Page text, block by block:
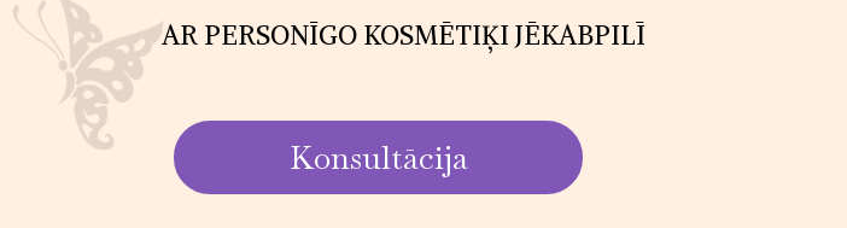
AR PERSONĪGO KOSMĒTIĶI JĒKABPILĪ
Konsultācija